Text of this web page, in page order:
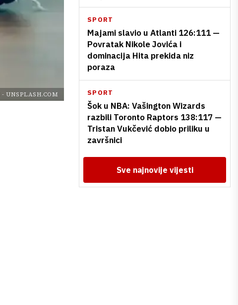
- UNSPLASH.COM
SPORT
Majami slavio u Atlanti 126:111 —
Povratak Nikole Jovića i
dominacija Hita prekida niz
poraza
SPORT
Šok u NBA: Vašington Wizards
razbili Toronto Raptors 138:117 —
Tristan Vukčević dobio priliku u
završnici
Sve najnovije vijesti